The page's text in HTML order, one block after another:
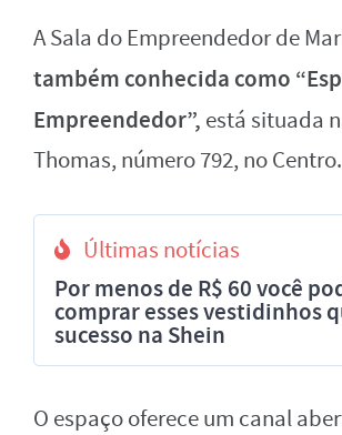
A Sala do Empreendedor de
também conhecida como
Empreendedor”, está situada
Thomas, número 792, no Centro.
Últimas notícias
Por menos de R$ 60 você
comprar esses vestidinhos
sucesso na Shein
O espaço oferece um canal